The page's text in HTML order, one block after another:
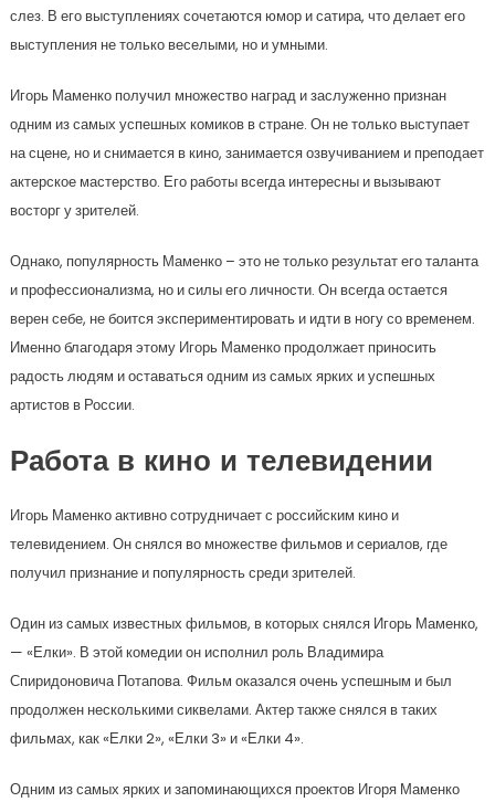
слез. В его выступлениях сочетаются юмор и сатира, что делает его
выступления не только веселыми, но и умными.
Игорь Маменко получил множество наград и заслуженно признан
одним из самых успешных комиков в стране. Он не только выступает
на сцене, но и снимается в кино, занимается озвучиванием и преподает
актерское мастерство. Его работы всегда интересны и вызывают
восторг у зрителей.
Однако, популярность Маменко – это не только результат его таланта
и профессионализма, но и силы его личности. Он всегда остается
верен себе, не боится экспериментировать и идти в ногу со временем.
Именно благодаря этому Игорь Маменко продолжает приносить
радость людям и оставаться одним из самых ярких и успешных
артистов в России.
Работа в кино и телевидении
Игорь Маменко активно сотрудничает с российским кино и
телевидением. Он снялся во множестве фильмов и сериалов, где
получил признание и популярность среди зрителей.
Один из самых известных фильмов, в которых снялся Игорь Маменко,
— «Елки». В этой комедии он исполнил роль Владимира
Спиридоновича Потапова. Фильм оказался очень успешным и был
продолжен несколькими сиквелами. Актер также снялся в таких
фильмах, как «Елки 2», «Елки 3» и «Елки 4».
Одним из самых ярких и запоминающихся проектов Игоря Маменко